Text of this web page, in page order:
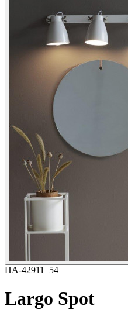
HA-42911_54
Largo Spot